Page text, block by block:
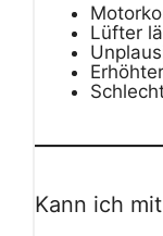
Lüfter
Kann ich